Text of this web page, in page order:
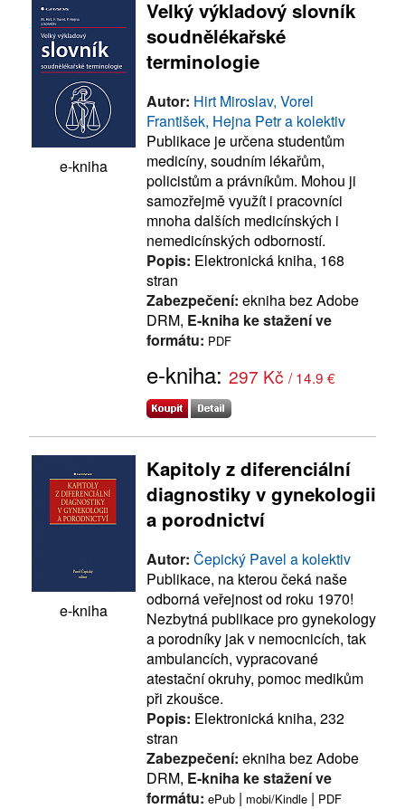
e-kniha
Velký výkladový slovník
soudnělékařské
terminologie
Autor: Hirt Miroslav, Vorel
František, Hejna Petr a kolektiv
Publikace je určena studentům
medicíny, soudním lékařům,
policistům a právníkům. Mohou ji
samozřejmě využít i pracovníci
mnoha dalších medicínských i
nemedicínských odborností.
Popis: Elektronická kniha, 168
stran
Zabezpečení: ekniha bez Adobe
DRM, E-kniha ke stažení ve
formátu: PDF
e-kniha: 297 Kč / 14.9 €
e-kniha
Kapitoly z diferenciální
diagnostiky v gynekologii
a porodnictví
Autor: Čepický Pavel a kolektiv
Publikace, na kterou čeká naše
odborná veřejnost od roku 1970!
Nezbytná publikace pro gynekology
a porodníky jak v nemocnicích, tak
ambulancích, vypracované
atestační okruhy, pomoc medikům
při zkoušce.
Popis: Elektronická kniha, 232
stran
Zabezpečení: ekniha bez Adobe
DRM, E-kniha ke stažení ve
formátu: ePub | mobi/Kindle | PDF